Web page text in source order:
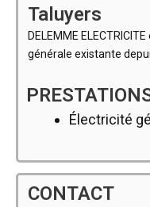
Taluyers
DELEMME
générale existante
Électricité
CONTACT